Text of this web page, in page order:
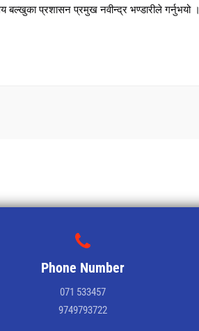
बल्खुका प्रशासन प्रमुख नवीन्द्र भण्डारीले गर्नुभयो ।
Phone Number
071 533457
9749793722